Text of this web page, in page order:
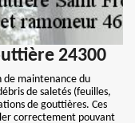
24300
de maintenance du
de saletés (feuilles,
de gouttières. Ces
correctement pouvant